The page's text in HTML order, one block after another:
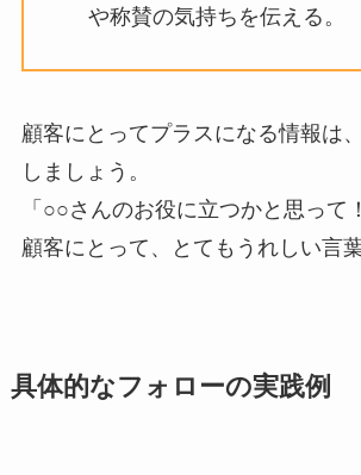
や称賛の気持ちを伝える。
顧客にとってプラスになる情報は
しましょう。
「○○さんのお役に立つかと思って
顧客にとって、とてもうれしい言葉
具体的なフォローの実践例